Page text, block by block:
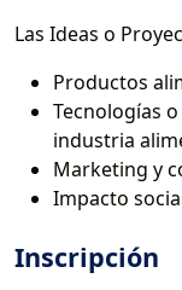
Las Ideas o
Productos
Tecnologías
industria
Marketing y
Impacto
Inscripción